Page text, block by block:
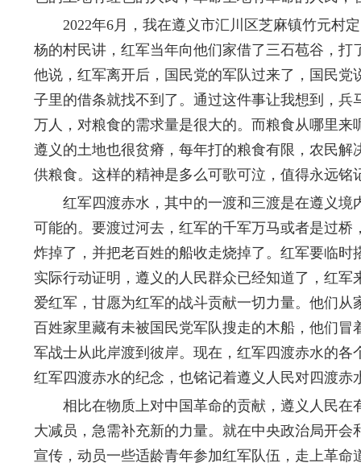
2022年6月，我在遵义市汇川区芝麻镇竹元村定
杨的村民讲，红军当年向他们家借了三石苞谷，
他说，红军离开后，国民党的军队过来了，国民
子里的借条就找不到了。通过这件事让我想到，
万人，对粮食的需求量是很大的。而粮食从哪里
遵义的土地也很贫瘠，每年打的粮食有限，农民
供粮食。这样的精神是多么可歌可泣，值得永远铭
红军四渡赤水，其中的一渡和三渡是在遵义境
可能的。要渡过河去，红军的千军万马或者是过
炸掉了，并把老百姓的船收走烧掉了。红军要临
实际行动证明，遵义的人民群众已经知道了，红
爱红军，甘愿为红军的战斗贡献一切力量。他们
百姓家里藏有未被国民党军队搜走的木船，他们
军战士从此岸渡到彼岸。现在，红军四渡赤水的
红军四渡赤水的纪念，也铭记着遵义人民对四渡赤
相比在物质上对中国革命的贡献，遵义人民在
大减员，急需补充新的力量。就在中央政治局开
宣传，动员一些适龄青年参加红军队伍，走上革命